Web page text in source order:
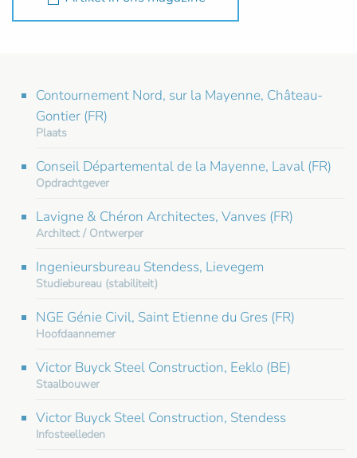
Contournement Nord, sur la Mayenne, Château-
Gontier (FR)
Plaats
Conseil Départemental de la Mayenne, Laval (FR)
Opdrachtgever
Lavigne & Chéron Architectes, Vanves (FR)
Architect / Ontwerper
Ingenieursbureau Stendess, Lievegem
Studiebureau (stabiliteit)
NGE Génie Civil, Saint Etienne du Gres (FR)
Hoofdaannemer
Victor Buyck Steel Construction, Eeklo (BE)
Staalbouwer
Victor Buyck Steel Construction, Stendess
Infosteelleden